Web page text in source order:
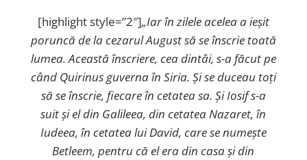
[highlight style=”2″]„Iar în zilele acelea a ieșit
poruncă de la cezarul August să se înscrie toată
lumea. Această înscriere, cea dintâi, s-a făcut pe
când Quirinus guverna în Siria. Și se duceau toți
să se înscrie, fiecare în cetatea sa. Și Iosif s-a
suit și el din Galileea, din cetatea Nazaret, în
Iudeea, în cetatea lui David, care se numește
Betleem, pentru că el era din casa și din